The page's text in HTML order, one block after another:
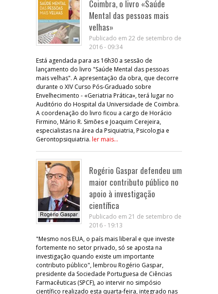
Coimbra, o livro «Saúde
Mental das pessoas mais
velhas»
Publicado em 22 de setembro de
2016 - 09:34
Está agendada para as 16h30 a sessão de
lançamento do livro "Saúde Mental das pessoas
mais velhas". A apresentação da obra, que decorre
durante o XIV Curso Pós-Graduado sobre
Envelhecimento - «Geriatria Prática», terá lugar no
Auditório do Hospital da Universidade de Coimbra.
A coordenação do livro ficou a cargo de Horácio
Firmino, Mário R. Simões e Joaquim Cerejeira,
especialistas na área da Psiquiatria, Psicologia e
Gerontopsiquiatria. ler mais...
Rogério Gaspar defendeu um
maior contributo público no
apoio à investigação
científica
Publicado em 21 de setembro de
2016 - 19:13
"Mesmo nos EUA, o país mais liberal e que investe
fortemente no setor privado, só se aposta na
investigação quando existe um importante
contributo público", lembrou Rogério Gaspar,
presidente da Sociedade Portuguesa de Ciências
Farmacêuticas (SPCF), ao intervir no simpósio
científico realizado esta quarta-feira, integrado nas